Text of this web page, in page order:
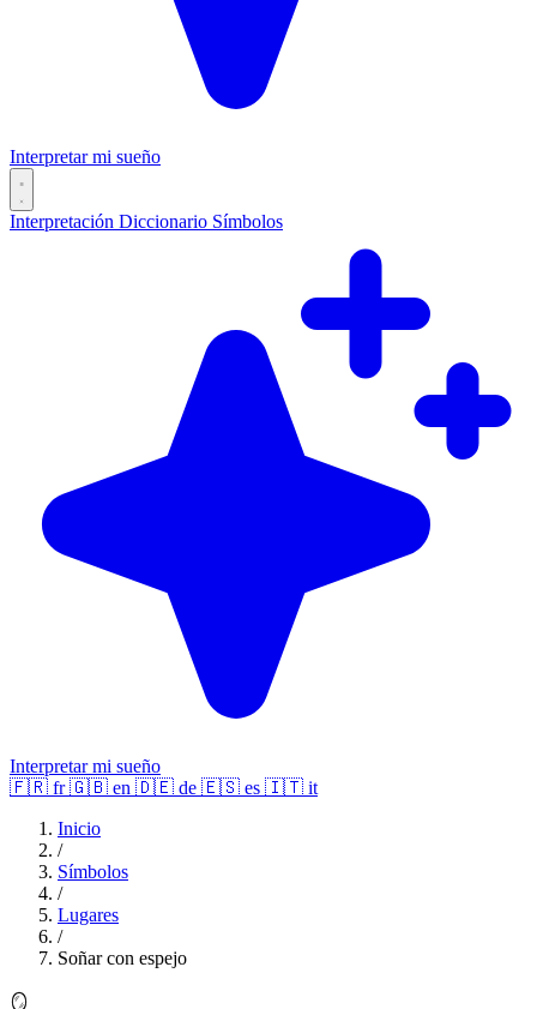
Interpretar mi sueño
Interpretación Diccionario Símbolos
Interpretar mi sueño
🇫🇷 fr 🇬🇧 en 🇩🇪 de 🇪🇸 es 🇮🇹 it
Inicio
/
Símbolos
/
Lugares
/
Soñar con espejo
🪞